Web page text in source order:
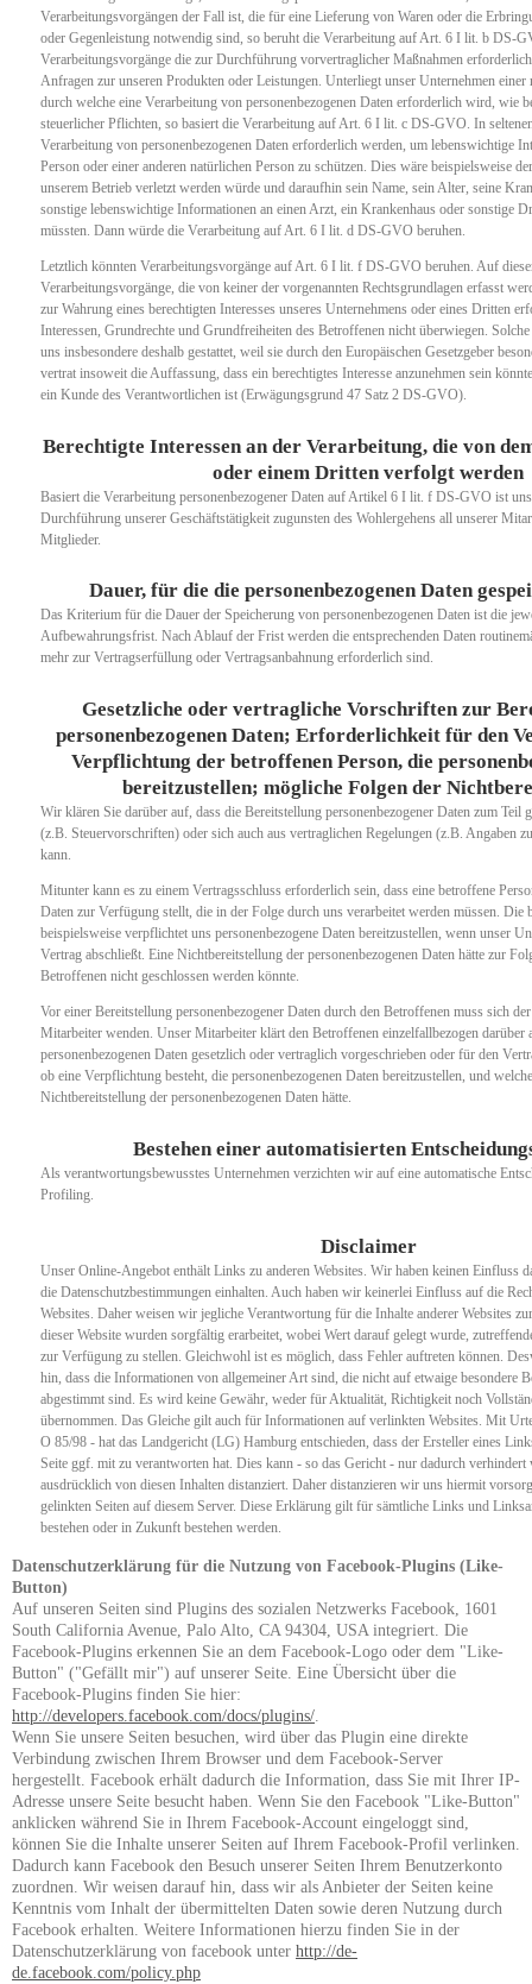
Verarbeitungsvorgängen der Fall ist, die für eine Lieferung von Waren oder die
oder Gegenleistung notwendig sind, so beruht die Verarbeitung auf Art. 6 I lit. b DS-
Verarbeitungsvorgänge die zur Durchführung vorvertraglicher Maßnahmen
Anfragen zur unseren Produkten oder Leistungen. Unterliegt unser Unternehmen
durch welche eine Verarbeitung von personenbezogenen Daten erforderlich wird, wie
steuerlicher Pflichten, so basiert die Verarbeitung auf Art. 6 I lit. c DS-GVO. In
Verarbeitung von personenbezogenen Daten erforderlich werden, um lebenswichtige
Person oder einer anderen natürlichen Person zu schützen. Dies wäre beispielsweise
unserem Betrieb verletzt werden würde und daraufhin sein Name, sein Alter, seine
sonstige lebenswichtige Informationen an einen Arzt, ein Krankenhaus oder sonstige
müssten. Dann würde die Verarbeitung auf Art. 6 I lit. d DS-GVO beruhen.
Letztlich könnten Verarbeitungsvorgänge auf Art. 6 I lit. f DS-GVO beruhen. Auf
Verarbeitungsvorgänge, die von keiner der vorgenannten Rechtsgrundlagen erfasst
zur Wahrung eines berechtigten Interesses unseres Unternehmens oder eines Dritten
Interessen, Grundrechte und Grundfreiheiten des Betroffenen nicht überwiegen.
uns insbesondere deshalb gestattet, weil sie durch den Europäischen Gesetzgeber
vertrat insoweit die Auffassung, dass ein berechtigtes Interesse anzunehmen sein
ein Kunde des Verantwortlichen ist (Erwägungsgrund 47 Satz 2 DS-GVO).
Berechtigte Interessen an der Verarbeitung, die von
oder einem Dritten verfolgt werden
Basiert die Verarbeitung personenbezogener Daten auf Artikel 6 I lit. f DS-GVO ist
Durchführung unserer Geschäftstätigkeit zugunsten des Wohlergehens all unserer
Mitglieder.
Dauer, für die die personenbezogenen Daten
Das Kriterium für die Dauer der Speicherung von personenbezogenen Daten ist die
Aufbewahrungsfrist. Nach Ablauf der Frist werden die entsprechenden Daten
mehr zur Vertragserfüllung oder Vertragsanbahnung erforderlich sind.
Gesetzliche oder vertragliche Vorschriften zur
personenbezogenen Daten; Erforderlichkeit für den
Verpflichtung der betroffenen Person, die
bereitzustellen; mögliche Folgen der
Wir klären Sie darüber auf, dass die Bereitstellung personenbezogener Daten zum Teil
(z.B. Steuervorschriften) oder sich auch aus vertraglichen Regelungen (z.B. Angaben
kann.
Mitunter kann es zu einem Vertragsschluss erforderlich sein, dass eine betroffene
Daten zur Verfügung stellt, die in der Folge durch uns verarbeitet werden müssen. Die
beispielsweise verpflichtet uns personenbezogene Daten bereitzustellen, wenn unser
Vertrag abschließt. Eine Nichtbereitstellung der personenbezogenen Daten hätte zur
Betroffenen nicht geschlossen werden könnte.
Vor einer Bereitstellung personenbezogener Daten durch den Betroffenen muss sich
Mitarbeiter wenden. Unser Mitarbeiter klärt den Betroffenen einzelfallbezogen darüber
personenbezogenen Daten gesetzlich oder vertraglich vorgeschrieben oder für den
ob eine Verpflichtung besteht, die personenbezogenen Daten bereitzustellen, und
Nichtbereitstellung der personenbezogenen Daten hätte.
Bestehen einer automatisierten
Als verantwortungsbewusstes Unternehmen verzichten wir auf eine automatische
Profiling.
Disclaimer
Unser Online-Angebot enthält Links zu anderen Websites. Wir haben keinen Einfluss
die Datenschutzbestimmungen einhalten. Auch haben wir keinerlei Einfluss auf die
Websites. Daher weisen wir jegliche Verantwortung für die Inhalte anderer Websites
dieser Website wurden sorgfältig erarbeitet, wobei Wert darauf gelegt wurde,
zur Verfügung zu stellen. Gleichwohl ist es möglich, dass Fehler auftreten können.
hin, dass die Informationen von allgemeiner Art sind, die nicht auf etwaige besondere
abgestimmt sind. Es wird keine Gewähr, weder für Aktualität, Richtigkeit noch
übernommen. Das Gleiche gilt auch für Informationen auf verlinkten Websites. Mit
O 85/98 - hat das Landgericht (LG) Hamburg entschieden, dass der Ersteller eines
Seite ggf. mit zu verantworten hat. Dies kann - so das Gericht - nur dadurch verhindert
ausdrücklich von diesen Inhalten distanziert. Daher distanzieren wir uns hiermit
gelinkten Seiten auf diesem Server. Diese Erklärung gilt für sämtliche Links und
bestehen oder in Zukunft bestehen werden.
Datenschutzerklärung für die Nutzung von Facebook-Plugins (Like-
Button)
Auf unseren Seiten sind Plugins des sozialen Netzwerks Facebook, 1601
South California Avenue, Palo Alto, CA 94304, USA integriert. Die
Facebook-Plugins erkennen Sie an dem Facebook-Logo oder dem "Like-
Button" ("Gefällt mir") auf unserer Seite. Eine Übersicht über die
Facebook-Plugins finden Sie hier:
http://developers.facebook.com/docs/plugins/.
Wenn Sie unsere Seiten besuchen, wird über das Plugin eine direkte
Verbindung zwischen Ihrem Browser und dem Facebook-Server
hergestellt. Facebook erhält dadurch die Information, dass Sie mit Ihrer IP-
Adresse unsere Seite besucht haben. Wenn Sie den Facebook "Like-Button"
anklicken während Sie in Ihrem Facebook-Account eingeloggt sind,
können Sie die Inhalte unserer Seiten auf Ihrem Facebook-Profil verlinken.
Dadurch kann Facebook den Besuch unserer Seiten Ihrem Benutzerkonto
zuordnen. Wir weisen darauf hin, dass wir als Anbieter der Seiten keine
Kenntnis vom Inhalt der übermittelten Daten sowie deren Nutzung durch
Facebook erhalten. Weitere Informationen hierzu finden Sie in der
Datenschutzerklärung von facebook unter http://de-
de.facebook.com/policy.php